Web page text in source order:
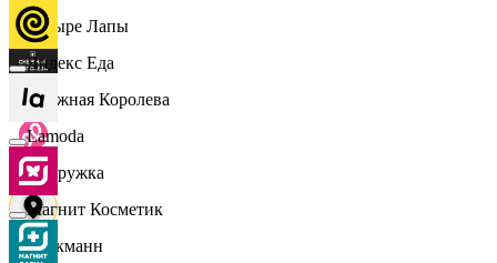
Четыре Лапы
Снежная Королева
Подружка
Стокманн
Яндекс Еда
Lamoda
Магнит Косметик